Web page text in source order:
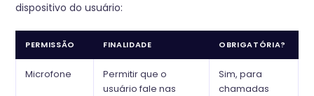
dispositivo do usuário:
PERMISSÃO FINALIDADE OBRIGATÓRIA?
Microfone
Permitir que o
usuário fale nas
Sim, para
chamadas